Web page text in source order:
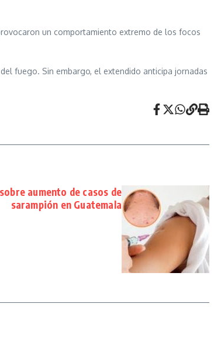
un comportamiento extremo de los focos
fuego. Sin embargo, el extendido anticipa jornadas
aumento de casos de
sarampión en Guatemala